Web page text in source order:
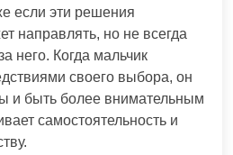
если эти решения
направлять, но не всегда
него. Когда мальчик
своего выбора, он
и быть более внимательным
самостоятельность и